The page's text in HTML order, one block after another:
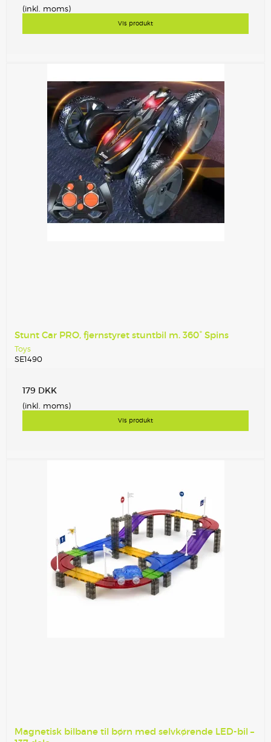
(inkl. moms)
Vis produkt
Stunt Car PRO, fjernstyret stuntbil m. 360° Spins
Toys
SE1490
179 DKK
(inkl. moms)
Vis produkt
Magnetisk bilbane til børn med selvkørende LED-bil –